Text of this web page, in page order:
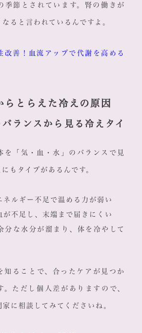
季節とされています。腎の働きが
ると言われているんですよ。
改善！血流アップで代謝を高める
らとらえた冷えの原因
ランスから見る冷えタイ
を「気・血・水」のバランスで見
もタイプがあるんです。
ネルギー不足で温める力が弱い
が不足し、末端まで届きにくい
分な水分が溜まり、体を冷やして
知ることで、合ったケアが見つか
。ただし個人差がありますので、
に相談してみてくださいね。